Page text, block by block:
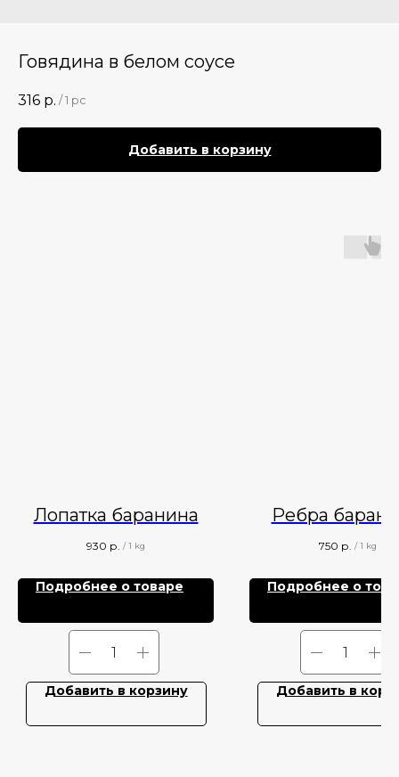
Говядина в белом соусе
316 р. / 1 pc
Добавить в корзину
Лопатка баранина
930 р. / 1 kg
Подробнее о товаре
Добавить в корзину
Ребра
750 р. / 1 kg
Подробнее о
Добавить в